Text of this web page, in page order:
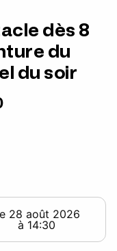
dès 8
du
du soir
28 août 2026
à 14:30